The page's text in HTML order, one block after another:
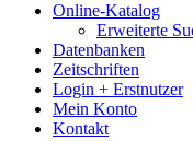
Online-Katalog
Erweiterte
Datenbanken
Zeitschriften
Login + Erstnutzer
Mein Konto
Kontakt